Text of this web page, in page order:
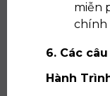
miễn
chính
6. Các
Hành